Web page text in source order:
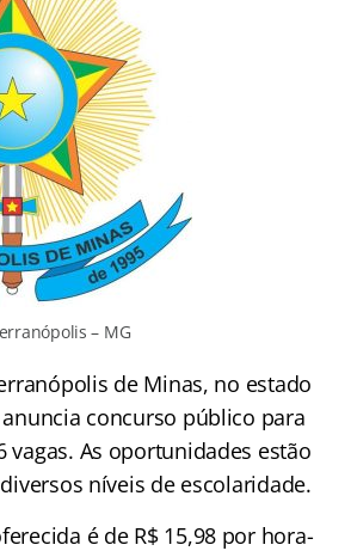
– MG
de Minas, no estado
concurso público para
vagas. As oportunidades estão
níveis de escolaridade.
é de R$ 15,98 por hora-